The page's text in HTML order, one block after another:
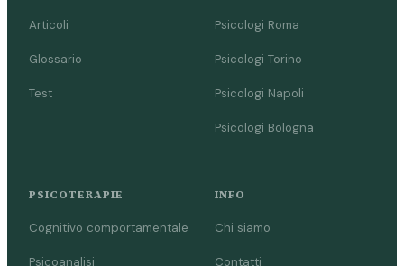
Articoli
Glossario
Test
Psicologi Roma
Psicologi Torino
Psicologi Napoli
Psicologi Bologna
PSICOTERAPIE
Cognitivo comportamentale
Psicoanalisi
INFO
Chi siamo
Contatti